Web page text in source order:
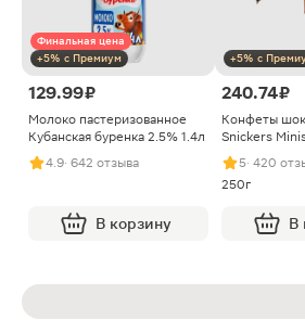
Финальная цена
+5% с Премиум
129.99 ₽
Молоко пастеризованное
Кубанская буренка 2.5% 1.4л
4.9· 642 отзыва
В корзину
+5% с
240.74 ₽
Конфеты
Snickers
арахисом и
5· 420
250г
В